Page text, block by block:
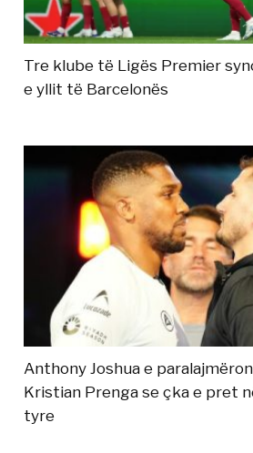
Tre klube të Ligës Premier
e yllit të Barcelonës
Anthony Joshua e
Kristian Prenga se çka e pret
tyre